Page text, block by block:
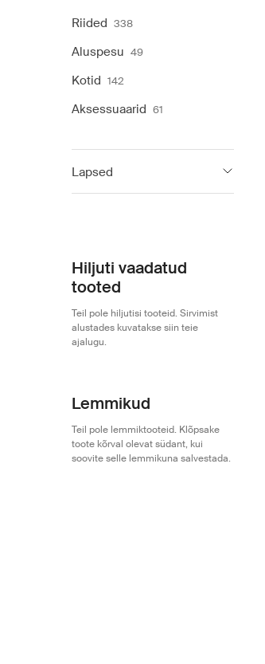
Riided 338
Aluspesu 49
Kotid 142
Aksessuaarid 61
Lapsed
Hiljuti vaadatud
tooted
Teil pole hiljutisi tooteid. Sirvimist
alustades kuvatakse siin teie
ajalugu.
Lemmikud
Teil pole lemmiktooteid. Klõpsake
toote kõrval olevat südant, kui
soovite selle lemmikuna salvestada.